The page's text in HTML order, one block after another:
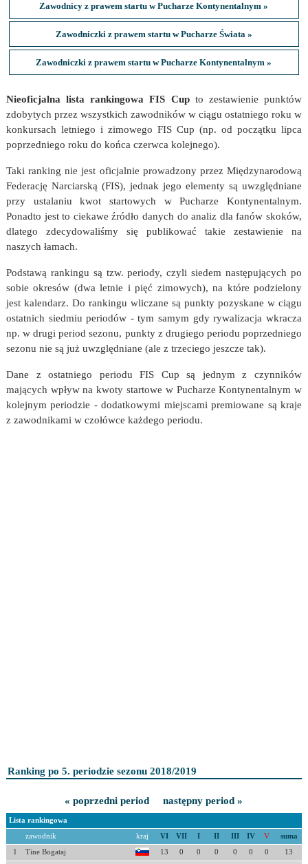
Zawodnicy z prawem startu w Pucharze Kontynentalnym »
Zawodniczki z prawem startu w Pucharze Świata »
Zawodniczki z prawem startu w Pucharze Kontynentalnym »
Nieoficjalna lista rankingowa FIS Cupto zestawienie punktów
zdobytych przez wszystkich zawodników w ciągu ostatniego roku w
konkursach letniego i zimowego FIS Cup (np. od początku lipca
poprzedniego roku do końca czerwca kolejnego).
Taki ranking nie jest oficjalnie prowadzony przez Międzynarodową
Federację Narciarską (FIS), jednak jego elementy są uwzględniane
przy ustalaniu kwot startowych w Pucharze Kontynentalnym.
Ponadto jest to ciekawe źródło danych do analiz dla fanów skoków,
dlatego zdecydowaliśmy się publikować takie zestawienie na
naszych łamach.
Podstawą rankingu są tzw. periody, czyli siedem następujących po
sobie okresów (dwa letnie i pięć zimowych), na które podzielony
jest kalendarz. Do rankingu wliczane są punkty pozyskane w ciągu
ostatnich siedmiu periodów - tym samym gdy rywalizacja wkracza
np. w drugi period sezonu, punkty z drugiego periodu poprzedniego
sezonu nie są już uwzględniane (ale z trzeciego jeszcze tak).
Dane z ostatniego periodu FIS Cup są jednym z czynników
mających wpływ na kwoty startowe w Pucharze Kontynentalnym w
kolejnym periodzie - dodatkowymi miejscami premiowane są kraje
z zawodnikami w czołówce każdego periodu.
Ranking po 5. periodzie sezonu 2018/2019
« poprzedni period następny period »
Lista rankingowa
zawodnik kraj VI VII I II III IV V suma
1 Tine Bogataj 13 0 0 0 0 0 0 13